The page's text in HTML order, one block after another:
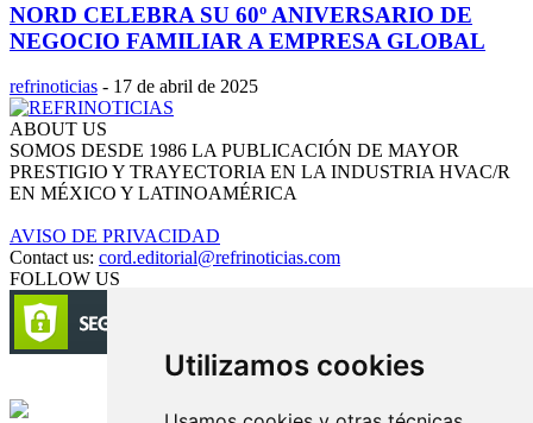
Utilizamos cookies
NORD CELEBRA SU 60º ANIVERSARIO DE
NEGOCIO FAMILIAR A EMPRESA GLOBAL
refrinoticias - 17 de abril de 2025
ABOUT US
SOMOS DESDE 1986 LA PUBLICACIÓN DE MAYOR
PRESTIGIO Y TRAYECTORIA EN LA INDUSTRIA HVAC/R
EN MÉXICO Y LATINOAMÉRICA
AVISO DE PRIVACIDAD
Contact us: cord.editorial@refrinoticias.com
FOLLOW US